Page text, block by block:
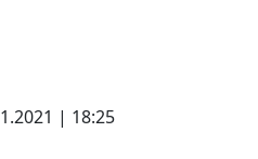
| 18:25